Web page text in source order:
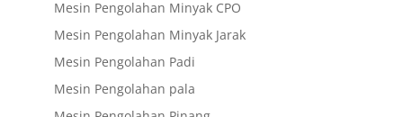
Mesin Pengolahan Minyak CPO
Mesin Pengolahan Minyak Jarak
Mesin Pengolahan Padi
Mesin Pengolahan pala